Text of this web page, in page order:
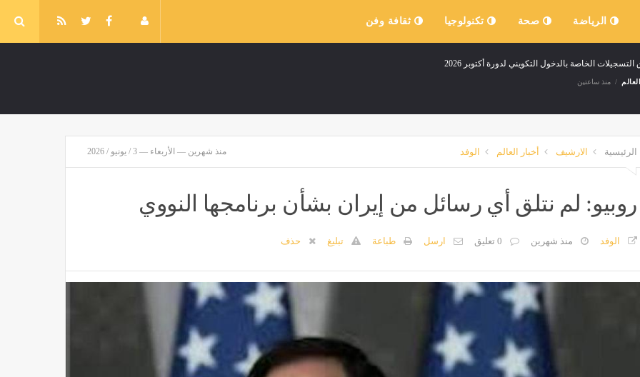
الرياضة صحة تكنولوجيا ثقافة وفن
التسجيلات الخاصة بالدخول التكويني لدورة أكتوبر 2026
منذ ساعتين
الرئيسية الارشيف أخبار العالم الوفد منذ شهرين — الأربعاء — 3 / يونيو / 2026
روبيو: لم نتلق أي رسائل من إيران بشأن برنامجها النووي
الوفد منذ شهرين 0 تعليق ارسل طباعة تبليغ حذف